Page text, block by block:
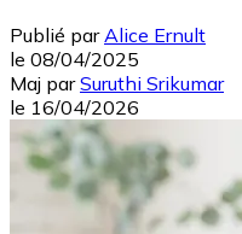
Publié par Alice Ernult
le 08/04/2025
Maj par Suruthi Srikumar
le 16/04/2026